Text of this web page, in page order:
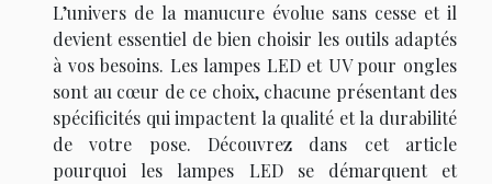
L’univers de la manucure évolue sans cesse et il
devient essentiel de bien choisir les outils adaptés
à vos besoins. Les lampes LED et UV pour ongles
sont au cœur de ce choix, chacune présentant des
spécificités qui impactent la qualité et la durabilité
de votre pose. Découvrez dans cet article
pourquoi les lampes LED se démarquent et